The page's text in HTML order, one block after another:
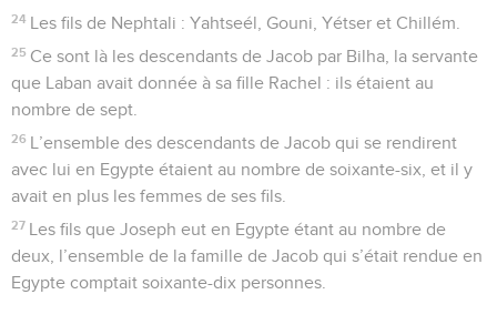
24 Les fils de Nephtali : Yahtseél, Gouni, Yétser et Chillém.
25 Ce sont là les descendants de Jacob par Bilha, la servante
que Laban avait donnée à sa fille Rachel : ils étaient au
nombre de sept.
26 L’ensemble des descendants de Jacob qui se rendirent
avec lui en Egypte étaient au nombre de soixante-six, et il y
avait en plus les femmes de ses fils.
27 Les fils que Joseph eut en Egypte étant au nombre de
deux, l’ensemble de la famille de Jacob qui s’était rendue en
Egypte comptait soixante-dix personnes.